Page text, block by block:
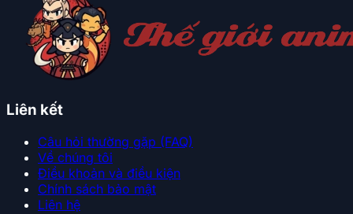
Liên kết
Câu hỏi thường gặp (FAQ)
Về chúng tôi
Điều khoản và điều kiện
Chính sách bảo mật
Liên hệ